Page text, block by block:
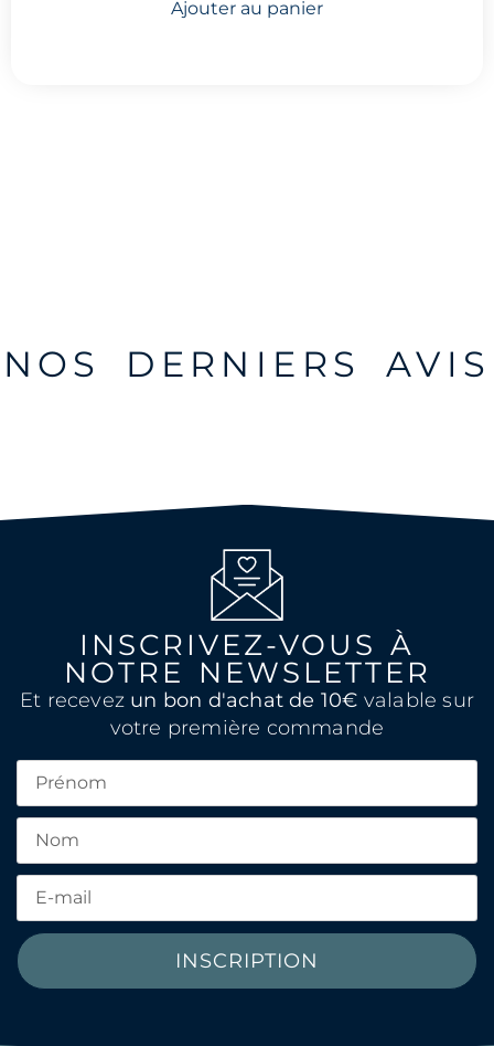
Ajouter au panier
NOS DERNIERS AVIS
INSCRIVEZ-VOUS À
NOTRE NEWSLETTER
Et recevez un bon d'achat de 10€ valable sur
votre première commande
INSCRIPTION